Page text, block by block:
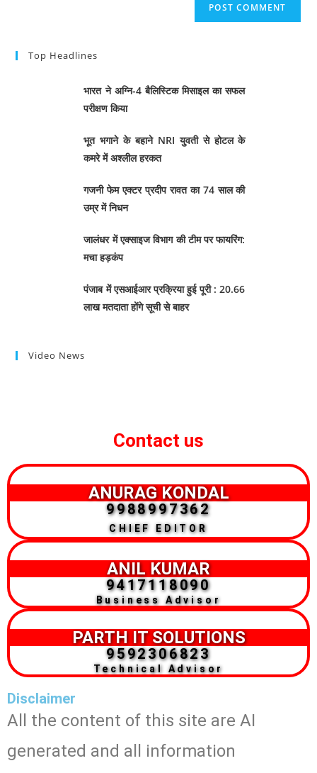
Top Headlines
भारत ने अग्नि-4 बैलिस्टिक मिसाइल का सफल
परीक्षण किया
भूत भगाने के बहाने NRI युवती से होटल के
कमरे में अश्लील हरकत
गजनी फेम एक्टर प्रदीप रावत का 74 साल की
उम्र में निधन
जालंधर में एक्साइज विभाग की टीम पर फायरिंग:
मचा हड़कंप
पंजाब में एसआईआर प्रक्रिया हुई पूरी : 20.66
लाख मतदाता होंगे सूची से बाहर
Video News
Contact us
ANURAG KONDAL
9988997362
CHIEF EDITOR
ANIL KUMAR
9417118090
Business Advisor
PARTH IT SOLUTIONS
9592306823
Technical Advisor
Disclaimer
All the content of this site are AI
generated and all information